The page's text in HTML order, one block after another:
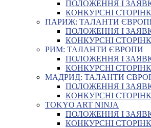
ПОЛОЖЕННЯ І
КОНКУРСНІ
ПАРИЖ: ТАЛАНТИ
ПОЛОЖЕННЯ І
КОНКУРСНІ
РИМ: ТАЛАНТИ ЄВРОПИ
ПОЛОЖЕННЯ І
КОНКУРСНІ
МАДРИД: ТАЛАНТИ
ПОЛОЖЕННЯ І
КОНКУРСНІ
TOKYO ART NINJA
ПОЛОЖЕННЯ І
КОНКУРСНІ